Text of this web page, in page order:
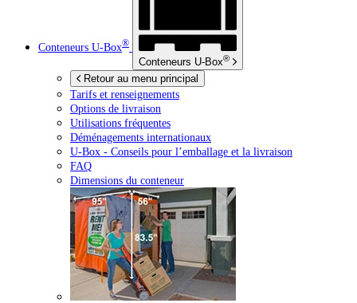
Conteneurs U-Box®
Conteneurs U-Box®
Retour au menu principal
Tarifs et renseignements
Options de livraison
Utilisations fréquentes
Déménagements internationaux
U-Box - Conseils pour l’emballage et la livraison
FAQ
Dimensions du conteneur